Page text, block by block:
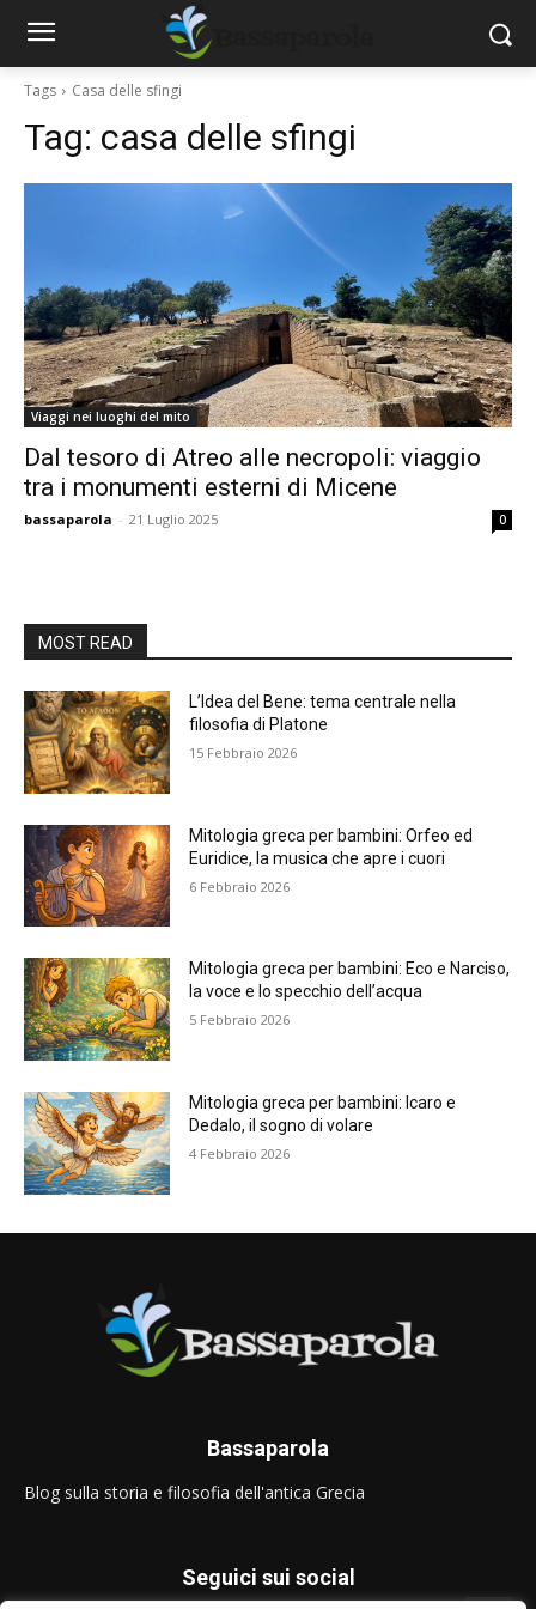
Tags Casa delle sfingi
Tag: casa delle sfingi
Viaggi nei luoghi del mito
Dal tesoro di Atreo alle necropoli: viaggio
tra i monumenti esterni di Micene
bassaparola - 21 Luglio 2025 0
MOST READ
L’Idea del Bene: tema centrale nella
filosofia di Platone
15 Febbraio 2026
Mitologia greca per bambini: Orfeo ed
Euridice, la musica che apre i cuori
6 Febbraio 2026
Mitologia greca per bambini: Eco e Narciso,
la voce e lo specchio dell’acqua
5 Febbraio 2026
Mitologia greca per bambini: Icaro e
Dedalo, il sogno di volare
4 Febbraio 2026
Bassaparola
Blog sulla storia e filosofia dell'antica Grecia
Seguici sui social